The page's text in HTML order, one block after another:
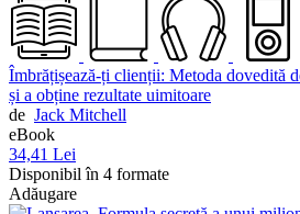
Îmbrățișează-ți clienții: Metoda dovedită
și a obține rezultate uimitoare
de Jack Mitchell
eBook
34,41 Lei
Disponibil în 4 formate
Adăugare